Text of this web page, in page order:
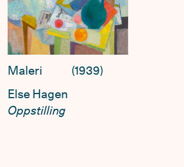
Else Hagen
Oppstilling
1939
Maleri